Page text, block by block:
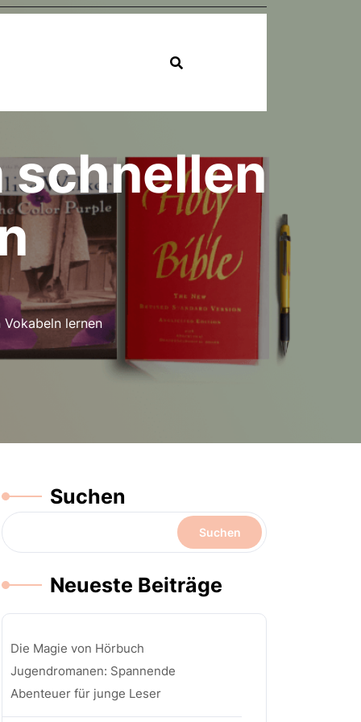
schnellen
lernen
Suchen
Suchen
Neueste Beiträge
Die Magie von Hörbuch
Jugendromanen: Spannende
Abenteuer für junge Leser